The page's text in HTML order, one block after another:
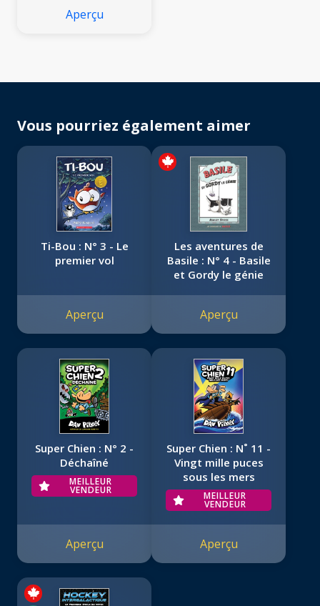
Aperçu
Vous pourriez également aimer
Ti-Bou : N° 3 - Le
premier vol
Aperçu
Les aventures de
Basile : N° 4 - Basile
et Gordy le génie
Aperçu
Super Chien : N° 2 -
Déchaîné
MEILLEUR
VENDEUR
Aperçu
Super Chien : N˚ 11 -
Vingt mille puces
sous les mers
MEILLEUR
VENDEUR
Aperçu